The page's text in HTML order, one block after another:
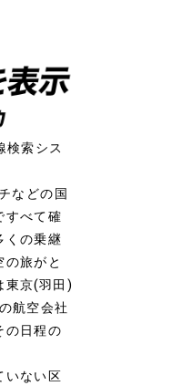
検索シス
などの国
すべて確
くの乗継
旅がと
東京(羽田)
航空会社
の日程の
いない区